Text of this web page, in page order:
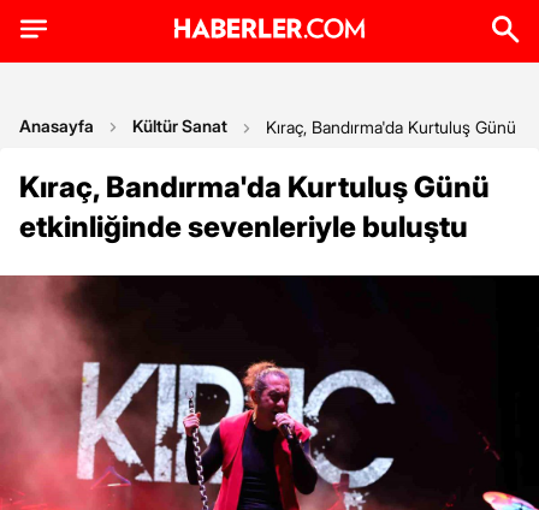
Anasayfa Kültür Sanat Kıraç, Bandırma'da Kurtuluş Günü
Kıraç, Bandırma'da Kurtuluş Günü
etkinliğinde sevenleriyle buluştu